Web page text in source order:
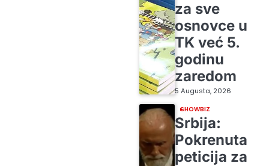
za sve
osnovce u
TK već 5.
godinu
zaredom
5 Augusta, 2026
SHOWBIZ
Srbija:
Pokrenuta
peticija za